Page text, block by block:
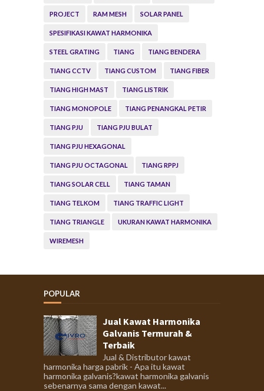
PROJECT RAM MESH SOLAR PANEL
SPESIFIKASI KAWAT HARMONIKA
STEEL GRATING TIANG TIANG BENDERA
TIANG CCTV TIANG CUSTOM TIANG FIBER
TIANG HIGH MAST TIANG LISTRIK
TIANG MONOPOLE TIANG PENANGKAL PETIR
TIANG PJU TIANG PJU BULAT
TIANG PJU HEXAGONAL
TIANG PJU OCTAGONAL TIANG RPPJ
TIANG SOLAR CELL TIANG TAMAN
TIANG TELKOM TIANG TRAFFIC LIGHT
TIANG TRIANGLE UKURAN KAWAT HARMONIKA
WIREMESH
POPULAR
Jual Kawat Harmonika
Galvanis Termurah &
Terbaik
Jual & Distributor kawat
harmonika harga pabrik - Apa itu kawat
harmonika galvanis?kawat harmonika galvanis
sebenarnya sama dengan kawat...